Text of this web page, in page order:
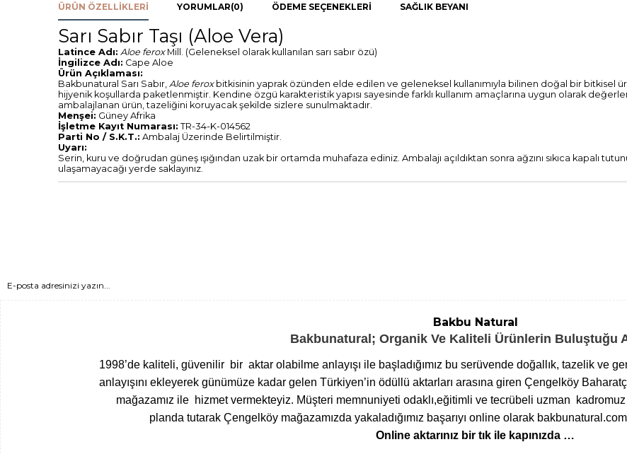
ÜRÜN ÖZELLIKLERI YORUMLAR(0) ÖDEME SEÇENEKLERI SAĞLIK BEYANI
Sarı Sabır Taşı (Aloe Vera)
Latince Adı: Aloe feroxMill. (Geleneksel olarak kullanılan sarı sabır özü)
İngilizce Adı: Cape Aloe
Ürün Açıklaması:
Bakbunatural Sarı Sabır, Aloe feroxbitkisinin yaprak özünden elde edilen ve geleneksel kullanımıyla bilinen doğal bir bitkisel
hijyenik koşullarda paketlenmiştir. Kendine özgü karakteristik yapısı sayesinde farklı kullanım amaçlarına uygun olarak
ambalajlanan ürün, tazeliğini koruyacak şekilde sizlere sunulmaktadır.
Menşei: Güney Afrika
İşletme Kayıt Numarası: TR-34-K-014562
Parti No / S.K.T.: Ambalaj Üzerinde Belirtilmiştir.
Uyarı:
Serin, kuru ve doğrudan güneş ışığından uzak bir ortamda muhafaza ediniz. Ambalajı açıldıktan sonra ağzını sıkıca kapalı
ulaşamayacağı yerde saklayınız.
Bakbu Natural
Bakbunatural; Organik Ve Kaliteli Ürünlerin Buluştuğu
1998’de kaliteli, güvenilir bir aktar olabilme anlayışı ile başladığımız bu serüvende doğallık, tazelik ve
anlayışını ekleyerek günümüze kadar gelen Türkiyen’in ödüllü aktarları arasına giren Çengelköy
mağazamız ile hizmet vermekteyiz. Müşteri memnuniyeti odaklı,eğitimli ve tecrübeli uzman
planda tutarak Çengelköy mağazamızda yakaladığımız başarıyı online olarak
Online aktarınız bir tık ile kapınızda …